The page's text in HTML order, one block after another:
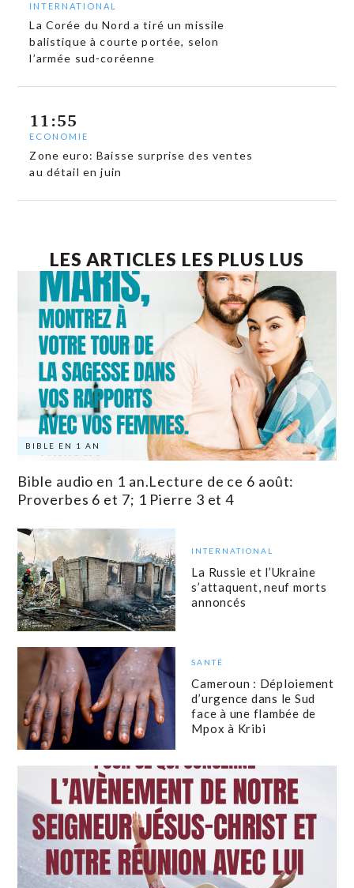
INTERNATIONAL
La Corée du Nord a tiré un missile
balistique à courte portée, selon
l’armée sud-coréenne
11:55
ECONOMIE
Zone euro: Baisse surprise des ventes
au détail en juin
LES ARTICLES LES PLUS LUS
BIBLE EN 1 AN
Bible audio en 1 an.Lecture de ce 6 août:
Proverbes 6 et 7; 1 Pierre 3 et 4
INTERNATIONAL
La Russie et l’Ukraine
s’attaquent, neuf morts
annoncés
SANTÉ
Cameroun : Déploiement
d’urgence dans le Sud
face à une flambée de
Mpox à Kribi